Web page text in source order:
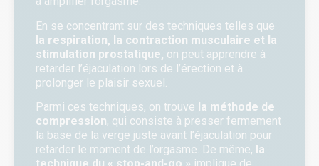
En se concentrant sur des techniques telles que
la respiration, la contraction musculaire et la
stimulation prostatique, on peut apprendre à
retarder l’éjaculation lors de l’érection et à
prolonger le plaisir sexuel.
Parmi ces techniques, on trouve la méthode de
compression, qui consiste à presser fermement
la base de la verge juste avant l’éjaculation pour
retarder le moment de l’orgasme. De même, la